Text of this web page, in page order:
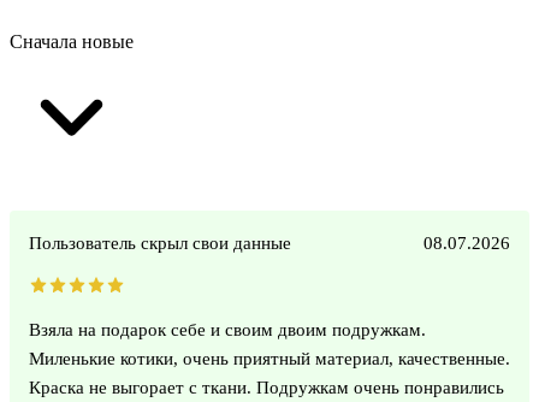
Сначала новые
Пользователь скрыл свои данные 08.07.2026
Взяла на подарок себе и своим двоим подружкам.
Миленькие котики, очень приятный материал, качественные.
Краска не выгорает с ткани. Подружкам очень понравились